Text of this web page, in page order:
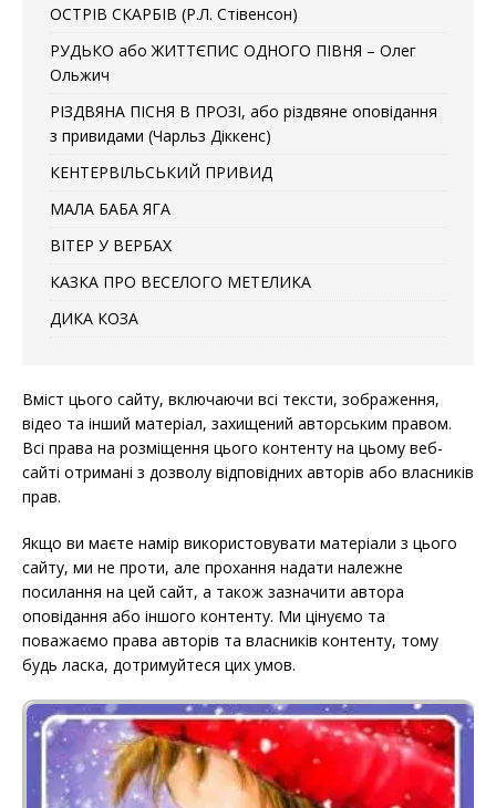
ОСТРІВ СКАРБІВ (Р.Л. Стівенсон)
РУДЬКО або ЖИТТЄПИС ОДНОГО ПІВНЯ – Олег
Ольжич
РІЗДВЯНА ПІСНЯ В ПРОЗІ, або різдвяне оповідання
з привидами (Чарльз Діккенс)
КЕНТЕРВІЛЬСЬКИЙ ПРИВИД
МАЛА БАБА ЯГА
ВІТЕР У ВЕРБАХ
КАЗКА ПРО ВЕСЕЛОГО МЕТЕЛИКА
ДИКА КОЗА
Вміст цього сайту, включаючи всі тексти, зображення,
відео та інший матеріал, захищений авторським правом.
Всі права на розміщення цього контенту на цьому веб-
сайті отримані з дозволу відповідних авторів або власників
прав.
Якщо ви маєте намір використовувати матеріали з цього
сайту, ми не проти, але прохання надати належне
посилання на цей сайт, а також зазначити автора
оповідання або іншого контенту. Ми цінуємо та
поважаємо права авторів та власників контенту, тому
будь ласка, дотримуйтеся цих умов.